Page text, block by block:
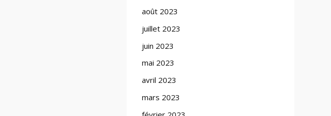
août 2023
juillet 2023
juin 2023
mai 2023
avril 2023
mars 2023